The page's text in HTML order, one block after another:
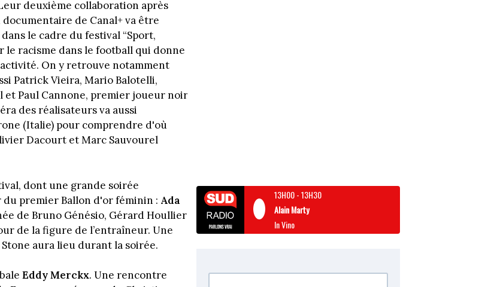
deuxième collaboration après
documentaire de Canal+ va être
le cadre du festival “Sport,
racisme dans le football qui donne
On y retrouve notamment
Patrick Vieira, Mario Balotelli,
et Paul Cannone, premier joueur noir
des réalisateurs va aussi
(Italie) pour comprendre d'où
Dacourt et Marc Sauvourel
dont une grande soirée
premier Ballon d'or féminin : Ada
de Bruno Génésio, Gérard Houllier
de la figure de l’entraîneur. Une
aura lieu durant la soirée.
Eddy Merckx. Une rencontre
13H00-13H30
Alain Marty
In Vino